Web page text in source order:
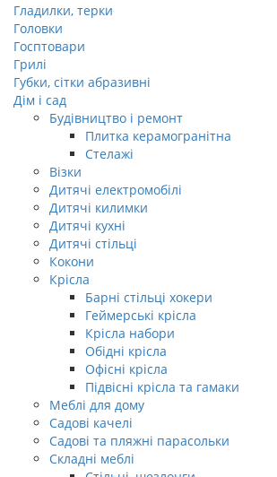
Гладилки, терки
Головки
Госптовари
Грилі
Губки, сітки абразивні
Дім і сад
Будівництво і ремонт
Плитка керамогранітна
Стелажі
Візки
Дитячі електромобілі
Дитячі килимки
Дитячі кухні
Дитячі стільці
Кокони
Крісла
Барні стільці хокери
Геймерські крісла
Крісла набори
Обідні крісла
Офісні крісла
Підвісні крісла та гамаки
Меблі для дому
Садові качелі
Садові та пляжні парасольки
Складні меблі